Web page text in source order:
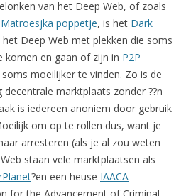
van het Deep Web, of zoals
Matroesjka poppetje, is het Dark
Deep Web met plekken die soms
komen en gaan of zijn in P2P
moeilijker te vinden. Zo is de
decentrale marktplaats zonder ??n
is iedereen anoniem door gebruik
om op te rollen dus, want je
arresteren (als je al zou weten
staan vele marktplaatsen als
?en een heuse IAACA